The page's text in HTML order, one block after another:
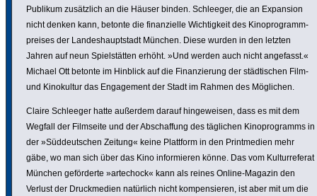
Publikum zusätz­lich an die Häuser binden. Schleeger, die an Expansion
nicht denken kann, betonte die finan­zi­elle Wich­tig­keit des Kino­pro­gramm­
preises der Landes­haupt­stadt München. Diese wurden in den letzten
Jahren auf neun Spielstätten erhöht. »Und werden auch nicht angefasst.«
Michael Ott betonte im Hinblick auf die Finan­zie­rung der städ­ti­schen Film-
und Kino­kultur das Enga­ge­ment der Stadt im Rahmen des Möglichen.
Claire Schleeger hatte außerdem darauf hinge­weisen, dass es mit dem
Wegfall der Filmseite und der Abschaf­fung des täglichen Kino­pro­gramms in
der »Süddeut­schen Zeitung« keine Plattform in den Print­me­dien mehr
gäbe, wo man sich über das Kino infor­mieren könne. Das vom Kultur­re­ferat
München geför­derte »artechock« kann als reines Online-Magazin den
Verlust der Druck­me­dien natürlich nicht kompen­sieren, ist aber mit um die